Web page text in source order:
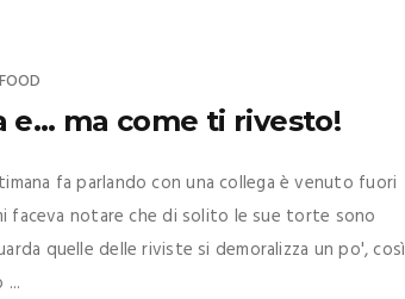
e… ma come ti rivesto!
fa parlando con una collega è venuto fuori
faceva notare che di solito le sue torte sono
quelle delle riviste si demoralizza un po', così